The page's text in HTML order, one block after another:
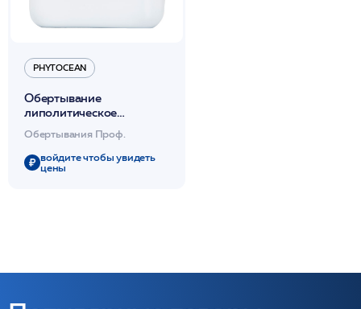
PHYTOCEAN
Обертывание
липолитическое
несмываемое 2л
/PHYTOCEAN*
Обертывания Проф.
войдите чтобы увидеть
цены